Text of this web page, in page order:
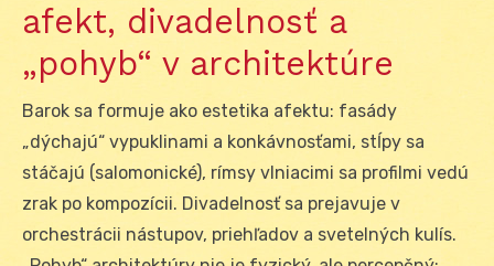
afekt, divadelnosť a
„pohyb“ v architektúre
Barok sa formuje ako estetika afektu: fasády
„dýchajú“ vypuklinami a konkávnosťami, stĺpy sa
stáčajú (salomonické), rímsy vlniacimi sa profilmi vedú
zrak po kompozícii. Divadelnosť sa prejavuje v
orchestrácii nástupov, priehľadov a svetelných kulís.